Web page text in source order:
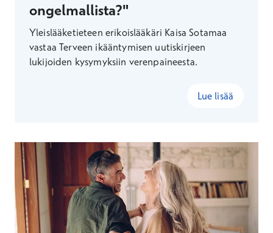
ongelmallista?"
Yleislääketieteen erikoislääkäri Kaisa Sotamaa
vastaa Terveen ikääntymisen uutiskirjeen
lukijoiden kysymyksiin verenpaineesta.
Lue lisää